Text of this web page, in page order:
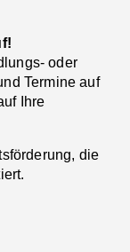
oder
Termine auf
Ihre
die